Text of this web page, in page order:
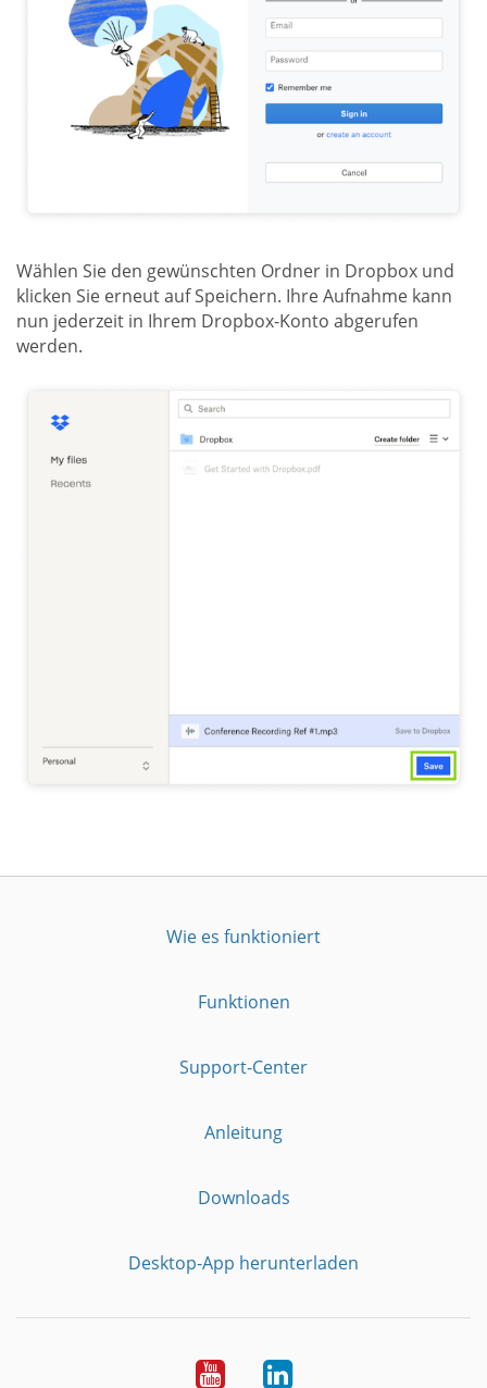
Wählen Sie den gewünschten Ordner in Dropbox und
klicken Sie erneut auf Speichern. Ihre Aufnahme kann
nun jederzeit in Ihrem Dropbox-Konto abgerufen
werden.
Wie es funktioniert
Funktionen
Support-Center
Anleitung
Downloads
Desktop-App herunterladen
YouTubeLinkedIn